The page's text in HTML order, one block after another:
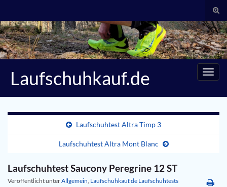
Search for:
Laufschuhkauf.de
Laufschuhtest Altra Timp 3
Laufschuhtest Altra Mont Blanc
Laufschuhtest Saucony Peregrine 12 ST
Veröffentlicht unterAllgemein Laufschuhkauf.de Laufschuhtests